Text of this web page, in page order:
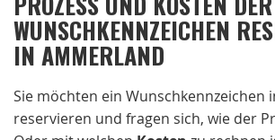
WUNSCHKENNZEICHEN
IN AMMERLAND
Sie möchten ein Wunschkennzeichen
reservieren und fragen sich, wie der